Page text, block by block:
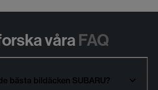
våra FAQ
bästa bildäcken SUBARU?